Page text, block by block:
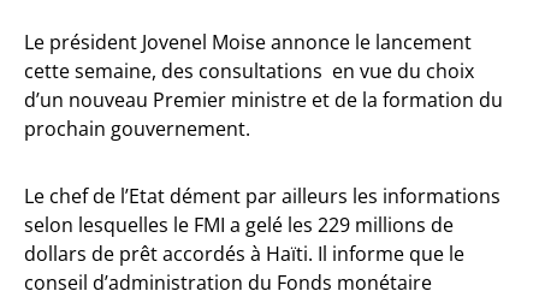
Le président Jovenel Moise annonce le lancement
cette semaine, des consultations en vue du choix
d’un nouveau Premier ministre et de la formation du
prochain gouvernement.
Le chef de l’Etat dément par ailleurs les informations
selon lesquelles le FMI a gelé les 229 millions de
dollars de prêt accordés à Haïti. Il informe que le
conseil d’administration du Fonds monétaire